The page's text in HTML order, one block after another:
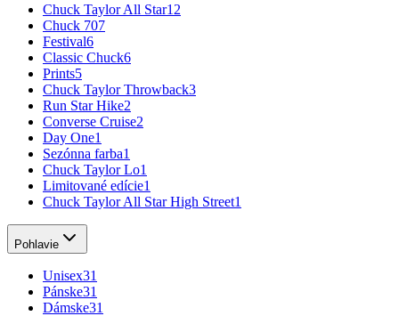
Chuck Taylor All Star12
Chuck 707
Festival6
Classic Chuck6
Prints5
Chuck Taylor Throwback3
Run Star Hike2
Converse Cruise2
Day One1
Sezónna farba1
Chuck Taylor Lo1
Limitované edície1
Chuck Taylor All Star High Street1
Pohlavie
Unisex31
Pánske31
Dámske31